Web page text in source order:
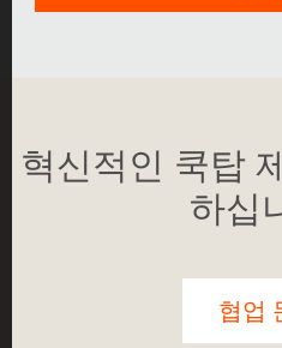
혁신적인 쿡탑
하십
협업